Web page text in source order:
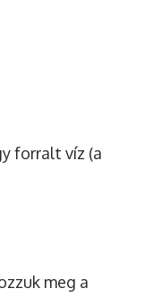
forralt víz (a
meg a